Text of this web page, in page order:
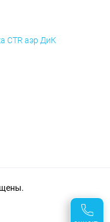
CTR аэр ДиК